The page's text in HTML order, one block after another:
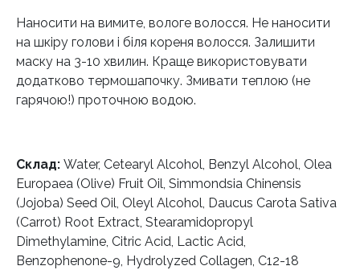
Наносити на вимите, вологе волосся. Не наносити
на шкіру голови і біля кореня волосся. Залишити
маску на 3-10 хвилин. Краще використовувати
додатково термошапочку. Змивати теплою (не
гарячою!) проточною водою.
Склад: Water, Cetearyl Alcohol, Benzyl Alcohol, Olea
Europaea (Olive) Fruit Oil, Simmondsia Chinensis
(Jojoba) Seed Oil, Oleyl Alcohol, Daucus Carota Sativa
(Carrot) Root Extract, Stearamidopropyl
Dimethylamine, Citric Acid, Lactic Acid,
Benzophenone-9, Hydrolyzed Collagen, C12-18